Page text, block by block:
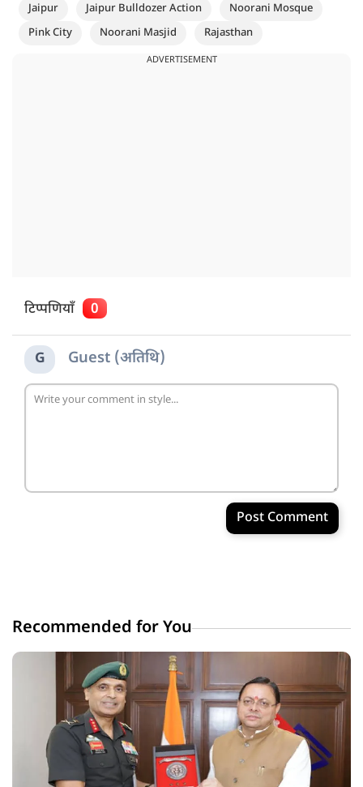
Jaipur Jaipur Bulldozer Action
Noorani Mosque
Pink City
Noorani Masjid Rajasthan
ADVERTISEMENT
टिप्पणियाँ 0
G Guest (अतिथि)
Post Comment
Recommended for You